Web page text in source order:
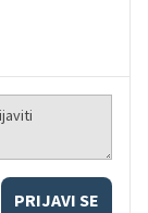
PRIJAVI SE